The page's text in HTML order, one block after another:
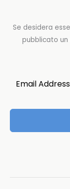
Se desidera
pubblicato un